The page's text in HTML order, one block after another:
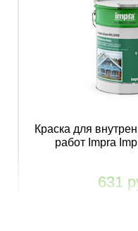
Краска для
работ Impra
631